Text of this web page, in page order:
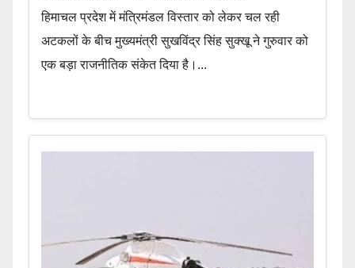
हिमाचल प्रदेश में मंत्रिमंडल विस्तार को लेकर चल रही
अटकलों के बीच मुख्यमंत्री सुखविंद्र सिंह सुक्खू ने गुरुवार को
एक बड़ा राजनीतिक संकेत दिया है।...